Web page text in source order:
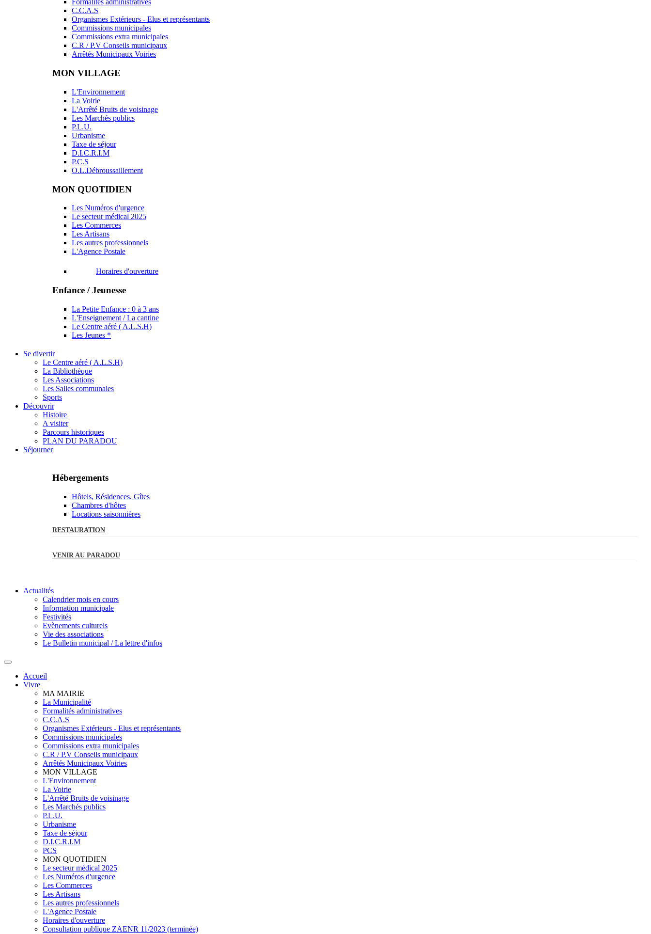
Formalités administratives
C.C.A.S
Organismes Extérieurs - Elus et représentants
Commissions municipales
Commissions extra municipales
C.R / P.V Conseils municipaux
Arrêtés Municipaux Voiries
MON VILLAGE
L'Environnement
La Voirie
L'Arrêté Bruits de voisinage
Les Marchés publics
P.L.U.
Urbanisme
Taxe de séjour
D.I.C.R.I.M
P.C.S
O.L.Débroussaillement
MON QUOTIDIEN
Les Numéros d'urgence
Le secteur médical 2025
Les Commerces
Les Artisans
Les autres professionnels
L'Agence Postale
Horaires d'ouverture
Enfance / Jeunesse
La Petite Enfance : 0 à 3 ans
L'Enseignement / La cantine
Le Centre aéré ( A.L.S.H)
Les Jeunes *
Se divertir
Le Centre aéré ( A.L.S.H)
La Bibliothèque
Les Associations
Les Salles communales
Sports
Découvrir
Histoire
A visiter
Parcours historiques
PLAN DU PARADOU
Séjourner
Hébergements
Hôtels, Résidences, Gîtes
Chambres d'hôtes
Locations saisonnières
RESTAURATION
VENIR AU PARADOU
Actualités
Calendrier mois en cours
Information municipale
Festivités
Evènements culturels
Vie des associations
Le Bulletin municipal / La lettre d'infos
Accueil
Vivre
MA MAIRIE
La Municipalité
Formalités administratives
C.C.A.S
Organismes Extérieurs - Elus et représentants
Commissions municipales
Commissions extra municipales
C.R / P.V Conseils municipaux
Arrêtés Municipaux Voiries
MON VILLAGE
L'Environnement
La Voirie
L'Arrêté Bruits de voisinage
Les Marchés publics
P.L.U.
Urbanisme
Taxe de séjour
D.I.C.R.I.M
PCS
MON QUOTIDIEN
Le secteur médical 2025
Les Numéros d'urgence
Les Commerces
Les Artisans
Les autres professionnels
L'Agence Postale
Horaires d'ouverture
Consultation publique ZAENR 11/2023 (terminée)